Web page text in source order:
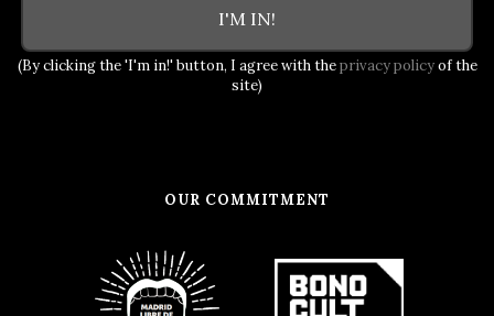
I'M IN!
(By clicking the 'I'm in!' button, I agree with theprivacy policyof the
site)
OUR COMMITMENT